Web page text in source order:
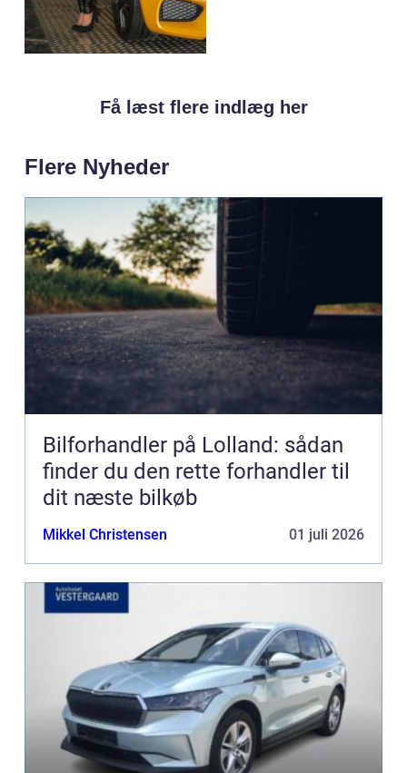
Få læst flere indlæg her
Flere Nyheder
Bilforhandler på Lolland: sådan
finder du den rette forhandler til
dit næste bilkøb
Mikkel Christensen 01 juli 2026